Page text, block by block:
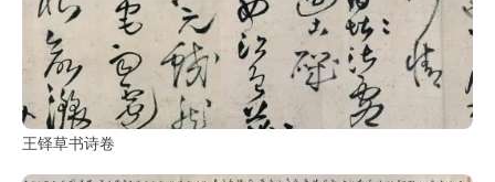
王铎草书诗卷
刻
文